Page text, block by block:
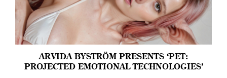
ARVIDA BYSTRÖM PRESENTS ‘PET:
PROJECTED EMOTIONAL TECHNOLOGIES’